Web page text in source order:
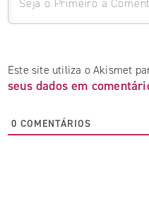
Este site utiliza o Akismet
seus dados em
0 COMENTÁRIOS